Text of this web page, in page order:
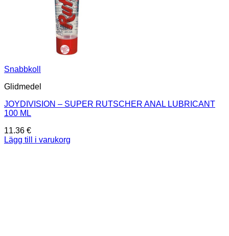
Snabbkoll
Glidmedel
JOYDIVISION – SUPER RUTSCHER ANAL LUBRICANT
100 ML
11.36 €
Lägg till i varukorg